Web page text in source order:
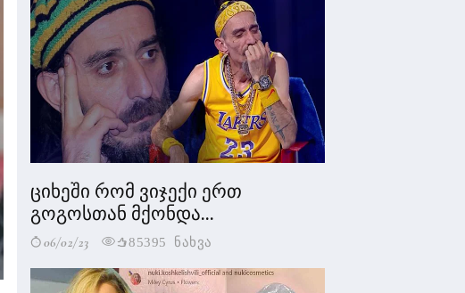
ციხეში რომ ვიჯექი ერთ
გოგოსთან მქონდა...
06/02/23 85395 ნახვა